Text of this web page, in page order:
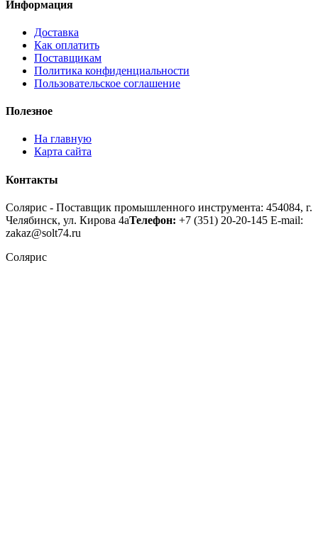
Информация
Доставка
Как оплатить
Поставщикам
Политика конфиденциальности
Пользовательское соглашение
Полезное
На главную
Карта сайта
Контакты
Солярис - Поставщик промышленного инструмента: 454084, г.
Челябинск, ул. Кирова 4аТелефон: +7 (351) 20-20-145 E-mail:
zakaz@solt74.ru
Солярис